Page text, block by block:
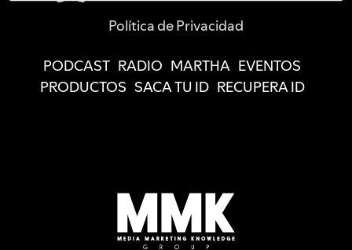
Política de Privacidad
PODCAST RADIO MARTHA EVENTOS
PRODUCTOS SACA TU ID RECUPERA ID